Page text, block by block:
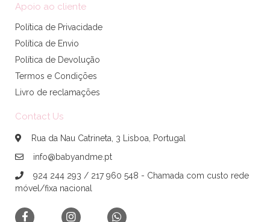
Apoio ao cliente
Política de Privacidade
Política de Envio
Política de Devolução
Termos e Condições
Livro de reclamações
Contact Us
Rua da Nau Catrineta, 3 Lisboa, Portugal
info@babyandme.pt
924 244 293 / 217 960 548 - Chamada com custo rede
móvel/fixa nacional